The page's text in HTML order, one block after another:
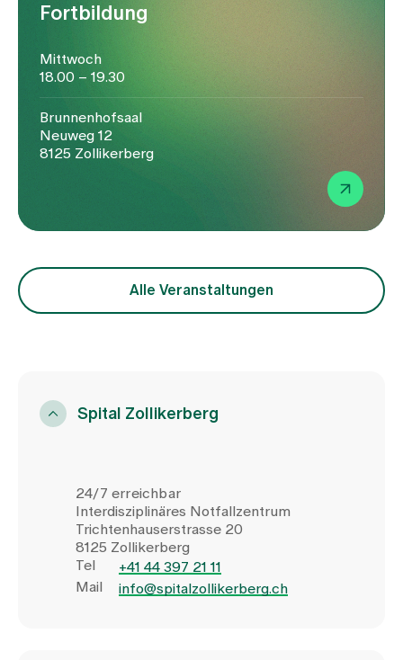
Fortbildung
Mittwoch
18.00 – 19.30
Brunnenhofsaal
Neuweg 12
8125 Zollikerberg
Alle Veranstaltungen
Spital Zollikerberg
24/7 erreichbar
Interdisziplinäres Notfallzentrum
Trichtenhauserstrasse 20
8125 Zollikerberg
Tel
+41 44 397 21 11
Mail
info@spitalzollikerberg.ch